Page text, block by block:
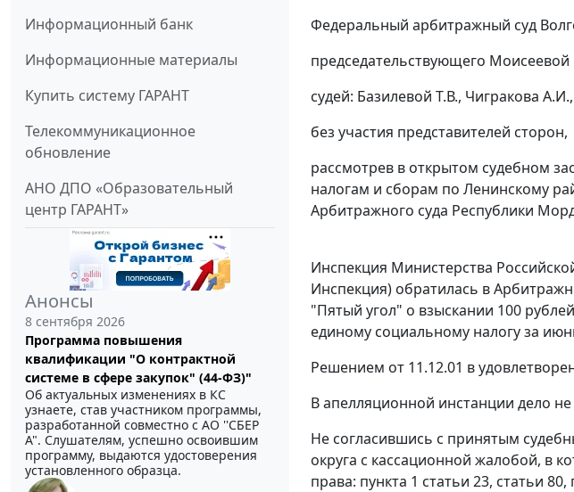
Информационный банк
Информационные материалы
Купить систему ГАРАНТ
Телекоммуникационное
обновление
АНО ДПО «Образовательный
центр ГАРАНТ»
Анонсы
8 сентября 2026
Программа повышения
квалификации "О контрактной
системе в сфере закупок" (44-ФЗ)"
Об актуальных изменениях в КС
узнаете, став участником программы,
разработанной совместно с АО ''СБЕР
А". Слушателям, успешно освоившим
программу, выдаются удостоверения
установленного образца.
Федеральный арбитражный суд
председательствующего Моисеевой
судей: Базилевой Т.В., Чигракова А.И.,
без участия представителей сторон,
рассмотрев в открытом судебном
налогам и сборам по Ленинскому
Арбитражного суда Республики
Инспекция Министерства
Инспекция) обратилась в
"Пятый угол" о взыскании 100
единому социальному налогу за
Решением от 11.12.01 в
В апелляционной инстанции дело
Не согласившись с принятым
округа с кассационной жалобой, в
права: пункта 1 статьи 23, статьи 80,